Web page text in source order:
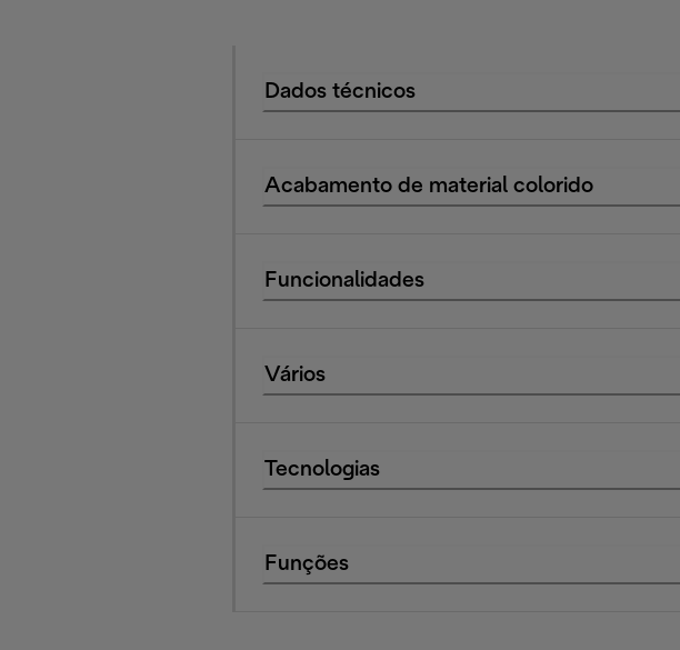
Dados técnicos
Acabamento de material colorido
Funcionalidades
Vários
Tecnologias
Funções